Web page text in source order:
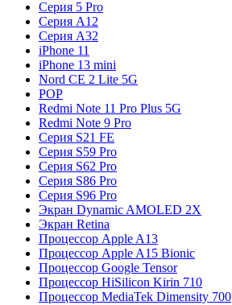
Серия 5 Pro
Серия A12
Серия A32
iPhone 11
iPhone 13 mini
Nord CE 2 Lite 5G
POP
Redmi Note 11 Pro Plus 5G
Redmi Note 9 Pro
Серия S21 FE
Серия S59 Pro
Серия S62 Pro
Серия S86 Pro
Серия S96 Pro
Экран Dynamic AMOLED 2X
Экран Retina
Процессор Apple A13
Процессор Apple A15 Bionic
Процессор Google Tensor
Процессор HiSilicon Kirin 710
Процессор MediaTek Dimensity 700